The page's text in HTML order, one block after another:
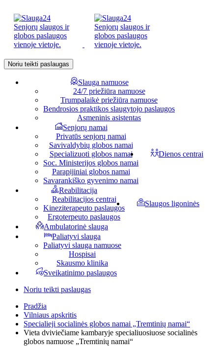
Noriu teikti paslaugas
Slauga namuose
24/7 priežiūra namuose
Trumpalaikė priežiūra namuose
Bendrosios praktikos slaugytojo paslaugos
Asmeninis asistentas
Senjorų namai
Privatūs senjorų namai
Savivaldybių globos namai
Specializuoti globos namai
Soc. Ministerijos globos namai
Parapijiniai globos namai
Savarankiško gyvenimo namai
Dienos centrai
Reabilitacija
Reabilitacijos centrai
Kineziterapeuto paslaugos
Ergoterpeuto paslaugos
Slaugos ligoninės
Ambulatorinė slauga
Paliatyvi slauga
Paliatyvi slauga namuose
Hospisai
Skausmo klinika
Sveikatinimo paslaugos
Noriu teikti paslaugas
Pradžia
Vilniaus apskritis
Specialieji socialinės globos namai „Tremtinių namai“
Vieta dviviečiame kambaryje specialiuosiuose socialinės
globos namuose „Tremtinių namai“